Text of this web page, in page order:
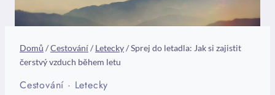
Domů /Cestování/ Letecky/Sprej do letadla: Jak si zajistit
čerstvý vzduch během letu
Cestování · Letecky